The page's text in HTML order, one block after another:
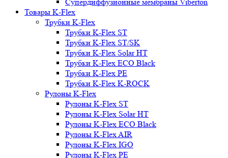
Товары K-Flex
Трубки K-Flex
Трубки K-Flex ST
Трубки K-Flex ST/SK
Трубки K-Flex Solar HT
Трубки K-Flex ECO Black
Трубки K-Flex PE
Трубки K-Flex K-ROCK
Рулоны K-Flex
Рулоны K-Flex ST
Рулоны K-Flex Solar HT
Рулоны K-Flex ECO Black
Рулоны K-Flex AIR
Рулоны K-Flex IGO
Рулоны K-Flex PE